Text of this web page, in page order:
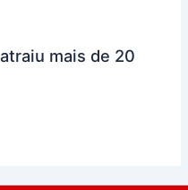
mais de 20